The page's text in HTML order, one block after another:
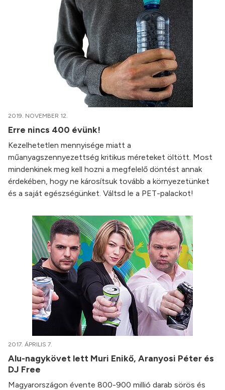
2019. NOVEMBER 12.
Erre nincs 400 évünk!
Kezelhetetlen mennyisége miatt a
műanyagszennyezettség kritikus méreteket öltött. Most
mindenkinek meg kell hozni a megfelelő döntést annak
érdekében, hogy ne károsítsuk tovább a környezetünket
és a saját egészségünket. Váltsd le a PET-palackot!
2017. ÁPRILIS 7.
Alu-nagykövet lett Muri Enikő, Aranyosi Péter és
DJ Free
Magyarországon évente 800-900 millió darab sörös és